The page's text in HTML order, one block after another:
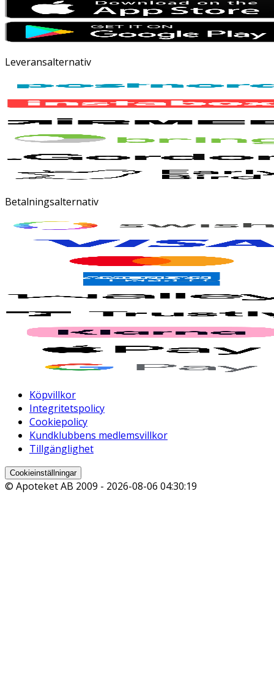
Leveransalternativ
Betalningsalternativ
Köpvillkor
Integritetspolicy
Cookiepolicy
Kundklubbens medlemsvillkor
Tillgänglighet
Cookieinställningar
© Apoteket AB 2009 - 2026-08-06 04:30:19